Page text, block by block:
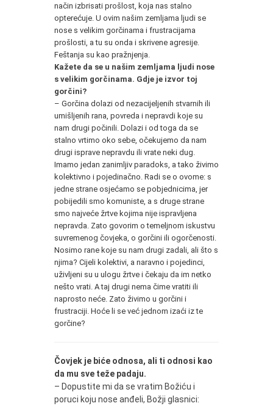
način izbrisati prošlost, koja nas stalno
opterećuje. U ovim našim zemljama ljudi se
nose s velikim gorčinama i frustracijama
prošlosti, a tu su onda i skrivene agresije.
Feštanja su kao pražnjenja.
Kažete da se u našim zemljama ljudi nose
s velikim gorčinama. Gdje je izvor toj
gorčini?
– Gorčina dolazi od nezacijeljenih stvarnih ili
umišljenih rana, povreda i nepravdi koje su
nam drugi počinili. Dolazi i od toga da se
stalno vrtimo oko sebe, očekujemo da nam
drugi isprave nepravdu ili vrate neki dug.
Imamo jedan zanimljiv paradoks, a tako živimo
kolektivno i pojedinačno. Radi se o ovome: s
jedne strane osjećamo se pobjednicima, jer
pobijedili smo komuniste, a s druge strane
smo najveće žrtve kojima nije ispravljena
nepravda. Zato govorim o temeljnom iskustvu
suvremenog čovjeka, o gorčini ili ogorčenosti.
Nosimo rane koje su nam drugi zadali, ali što s
njima? Cijeli kolektivi, a naravno i pojedinci,
uživljeni su u ulogu žrtve i čekaju da im netko
nešto vrati. A taj drugi nema čime vratiti ili
naprosto neće. Zato živimo u gorčini i
frustraciji. Hoće li se već jednom izaći iz te
gorčine?
Čovjek je biće odnosa, ali ti odnosi kao
da mu sve teže padaju.
– Dopustite mi da se vratim Božiću i
poruci koju nose anđeli, Božji glasnici: